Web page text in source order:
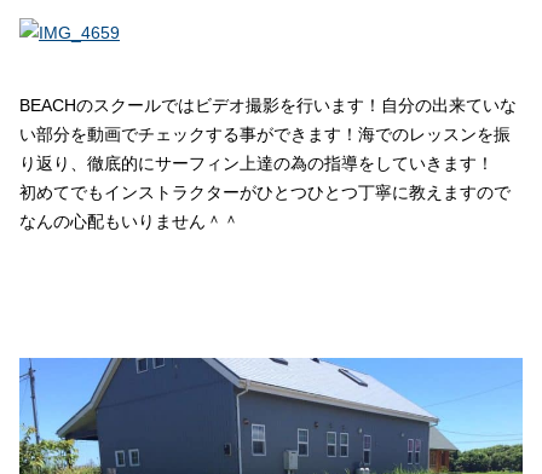
BEACHのスクールではビデオ撮影を行います！自分の出来ていな
い部分を動画でチェックする事ができます！海でのレッスンを振
り返り、徹底的にサーフィン上達の為の指導をしていきます！
初めてでもインストラクターがひとつひとつ丁寧に教えますので
なんの心配もいりません＾＾